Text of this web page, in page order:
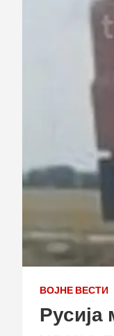
ВОЈНЕ ВЕСТИ
Русија